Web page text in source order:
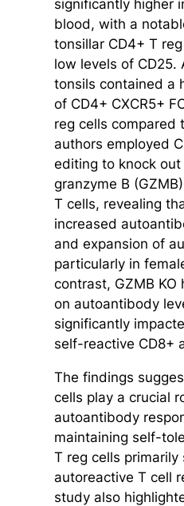
significantly higher
blood, with a
tonsillar CD4+ T
low levels of CD25.
tonsils contained a
of CD4+ CXCR5+
reg cells compared
authors employed
editing to knock out
granzyme B
T cells, revealing
increased
and expansion of
particularly in
contrast, GZMB
on autoantibody
significantly
self-reactive CD8+
The findings
cells play a crucial
autoantibody
maintaining self-
T reg cells primarily
autoreactive T cell
study also